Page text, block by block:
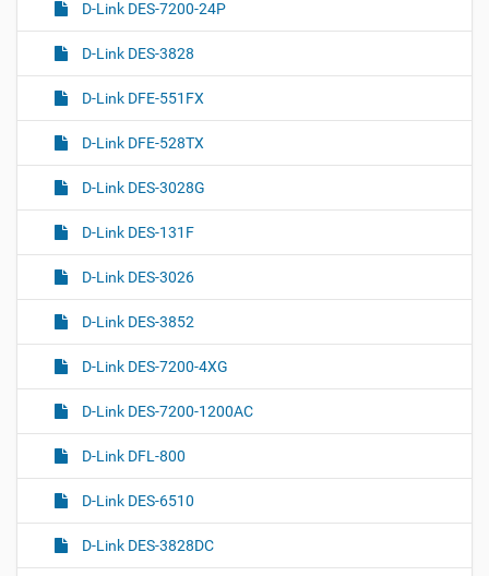
D-Link DES-7200-24P
D-Link DES-3828
D-Link DFE-551FX
D-Link DFE-528TX
D-Link DES-3028G
D-Link DES-131F
D-Link DES-3026
D-Link DES-3852
D-Link DES-7200-4XG
D-Link DES-7200-1200AC
D-Link DFL-800
D-Link DES-6510
D-Link DES-3828DC